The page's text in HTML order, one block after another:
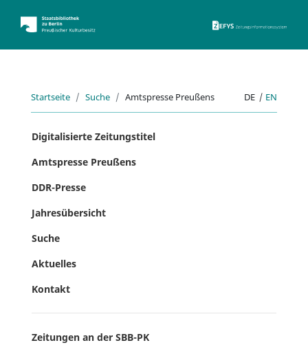
Startseite Suche Amtspresse Preußens DE | EN
Digitalisierte Zeitungstitel
Amtspresse Preußens
DDR-Presse
Jahresübersicht
Suche
Aktuelles
Kontakt
Zeitungen an der SBB-PK